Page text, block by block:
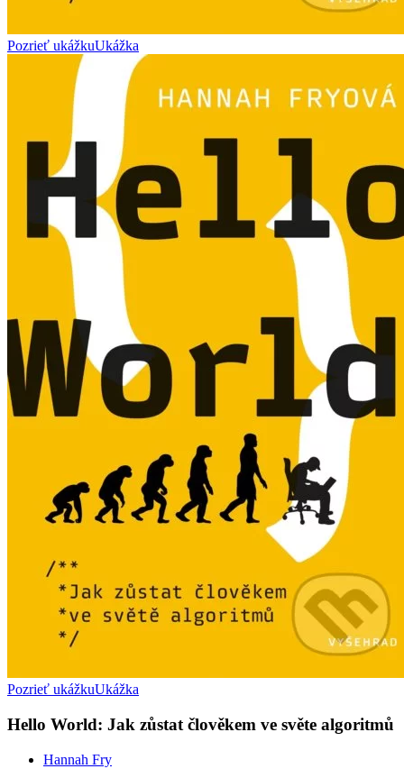
Pozrieť ukážkuUkážka
Pozrieť ukážkuUkážka
Hello World: Jak zůstat člověkem ve světe algoritmů
Hannah Fry